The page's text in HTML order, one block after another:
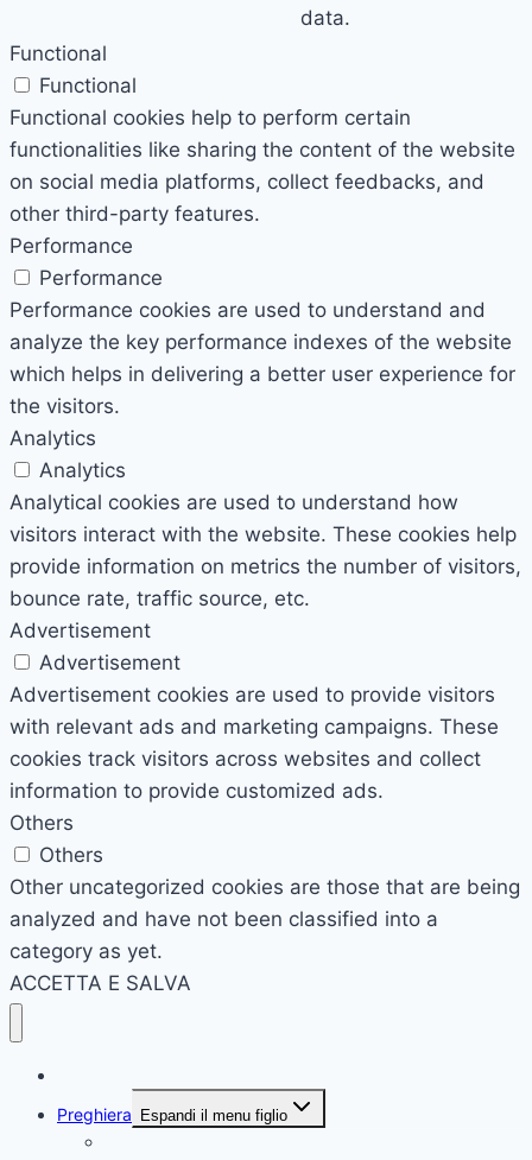
data.
Functional
Functional
Functional cookies help to perform certain
functionalities like sharing the content of the website
on social media platforms, collect feedbacks, and
other third-party features.
Performance
Performance
Performance cookies are used to understand and
analyze the key performance indexes of the website
which helps in delivering a better user experience for
the visitors.
Analytics
Analytics
Analytical cookies are used to understand how
visitors interact with the website. These cookies help
provide information on metrics the number of visitors,
bounce rate, traffic source, etc.
Advertisement
Advertisement
Advertisement cookies are used to provide visitors
with relevant ads and marketing campaigns. These
cookies track visitors across websites and collect
information to provide customized ads.
Others
Others
Other uncategorized cookies are those that are being
analyzed and have not been classified into a
category as yet.
ACCETTA E SALVA
Preghiera Espandi il menu figlio